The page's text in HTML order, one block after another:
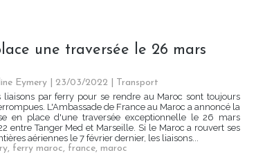
une traversée le 26 mars
Eymery | 23/03/2022
Transport
liaisons par ferry pour se rendre au Maroc sont toujours
L'Ambassade de France au Maroc a annoncé la
en place d'une traversée exceptionnelle le 26 mars
entre Tanger Med et Marseille. Si le Maroc a rouvert ses
aériennes le 7 février dernier, les liaisons...
, ferry maroc, france, maroc